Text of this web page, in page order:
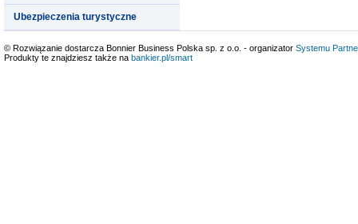
Ubezpieczenia turystyczne
© Rozwiązanie dostarcza Bonnier Business Polska sp. z o.o. - organizator Systemu
Produkty te znajdziesz także na bankier.pl/smart